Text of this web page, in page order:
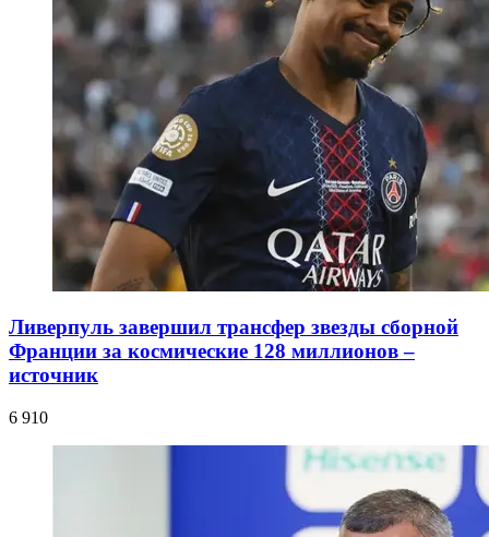
Ливерпуль завершил трансфер звезды сборной
Франции за космические 128 миллионов –
источник
6 910